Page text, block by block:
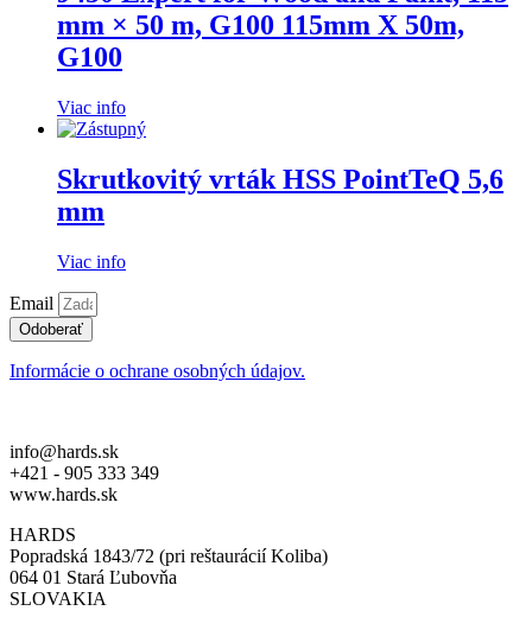
mm × 50 m, G100 115mm X 50m,
G100
Viac info
Skrutkovitý vrták HSS PointTeQ 5,6
mm
Viac info
Email
Odoberať
Informácie o ochrane osobných údajov.
info@hards.sk
+421 - 905 333 349
www.hards.sk
HARDS
Popradská 1843/72 (pri reštaurácií Koliba)
064 01 Stará Ľubovňa
SLOVAKIA